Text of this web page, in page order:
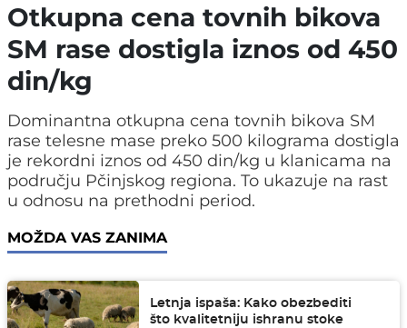
Otkupna cena tovnih bikova
SM rase dostigla iznos od 450
din/kg
Dominantna otkupna cena tovnih bikova SM
rase telesne mase preko 500 kilograma dostigla
je rekordni iznos od 450 din/kg u klanicama na
području Pčinjskog regiona. To ukazuje na rast
u odnosu na prethodni period.
MOŽDA VAS ZANIMA
Letnja ispaša: Kako obezbediti
što kvalitetniju ishranu stoke